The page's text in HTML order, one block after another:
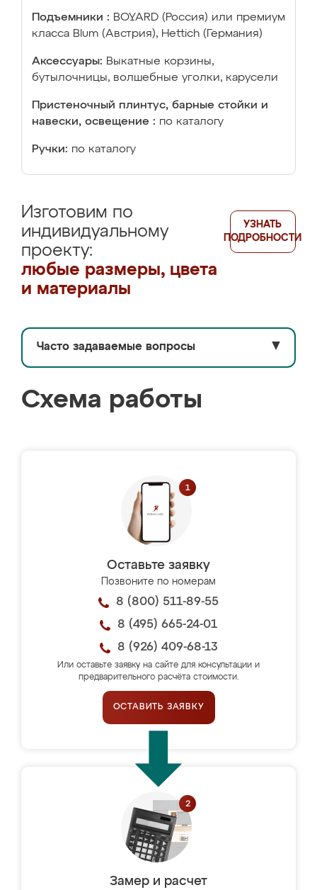
Подъемники : BOYARD (Россия) или премиум
класса Blum (Австрия), Hettich (Германия)
Аксессуары: Выкатные корзины,
бутылочницы, волшебные уголки, карусели
Пристеночный плинтус, барные стойки и
навески, освещение : по каталогу
Ручки: по каталогу
Изготовим по
индивидуальному
проекту:
любые размеры, цвета
и материалы
УЗНАТЬ
ПОДРОБНОСТИ
Часто задаваемые вопросы ▼
Схема работы
Оставьте заявку
Позвоните по номерам
8 (800) 511-89-55
8 (495) 665-24-01
8 (926) 409-68-13
Или оставьте заявку на сайте для консультации и
предварительного расчёта стоимости.
ОСТАВИТЬ ЗАЯВКУ
Замер и расчет